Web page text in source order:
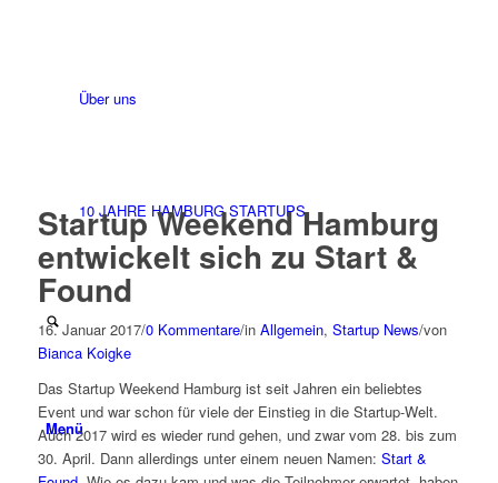
Über uns
10 JAHRE HAMBURG STARTUPS
Menü
Startup Weekend Hamburg
entwickelt sich zu Start &
Found
16. Januar 2017/0 Kommentare/in Allgemein, Startup News/von
Bianca Koigke
Das Startup Weekend Hamburg ist seit Jahren ein beliebtes
Event und war schon für viele der Einstieg in die Startup-Welt.
Auch 2017 wird es wieder rund gehen, und zwar vom 28. bis zum
30. April. Dann allerdings unter einem neuen Namen: Start &